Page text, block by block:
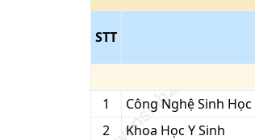
STT
1
Công Nghệ Sinh Học
2
Khoa Học Y Sinh